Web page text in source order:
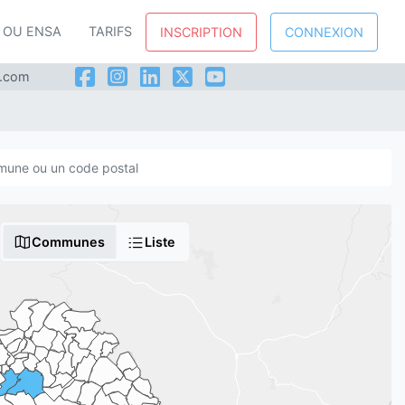
OU ENSA TARIFS INSCRIPTION CONNEXION
Communes Liste